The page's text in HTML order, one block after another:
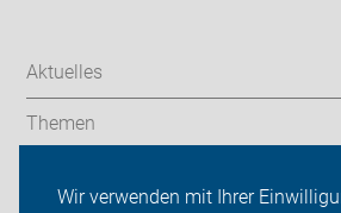
Wir verwenden mit Ihrer
Aktuelles
Themen